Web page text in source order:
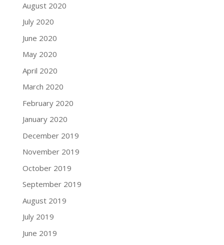
August 2020
July 2020
June 2020
May 2020
April 2020
March 2020
February 2020
January 2020
December 2019
November 2019
October 2019
September 2019
August 2019
July 2019
June 2019